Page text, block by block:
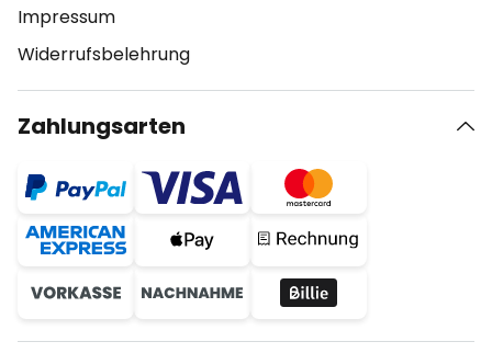
Impressum
Widerrufsbelehrung
Zahlungsarten